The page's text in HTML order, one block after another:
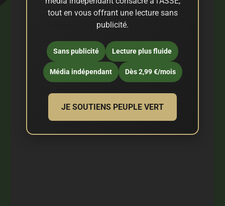
tout en vous offrant une lecture sans
publicité.
Sans publicité Lecture plus fluide
Média indépendant Dès 2,99 €/mois
JE SOUTIENS PEUPLE VERT